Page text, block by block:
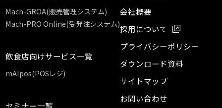
Mach-GROA(販売管理システム)
Mach-PRO Online(受発注システム)
飲食店向けサービス一覧
mAIpos(POSレジ)
セミナー一覧
会社概要
採用について
プライバシーポリシー
ダウンロード資料
サイトマップ
お問い合わせ